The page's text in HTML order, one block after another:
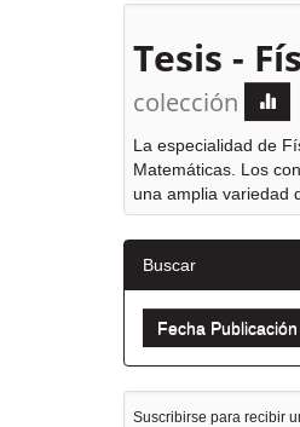
Tesis -
colección
La especialidad de
Matemáticas. Los
una amplia variedad
Buscar
Suscribirse para recibir